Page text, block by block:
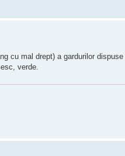
cu mal drept) a gardurilor
verde.